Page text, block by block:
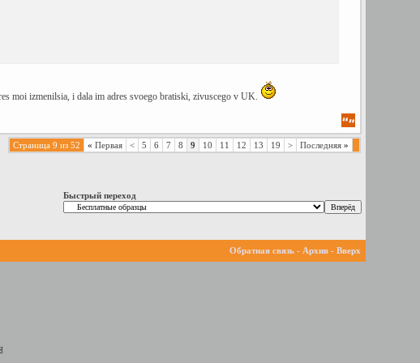
moi izmenilsia, i dala im adres svoego bratiski, zivuscego v UK.
Страница 9 из 52 « Первая < 5 6 7 8 9 10 11 12 13 19 > Последняя»
Быстрый переход
Обратная связь- Архив- Вверх